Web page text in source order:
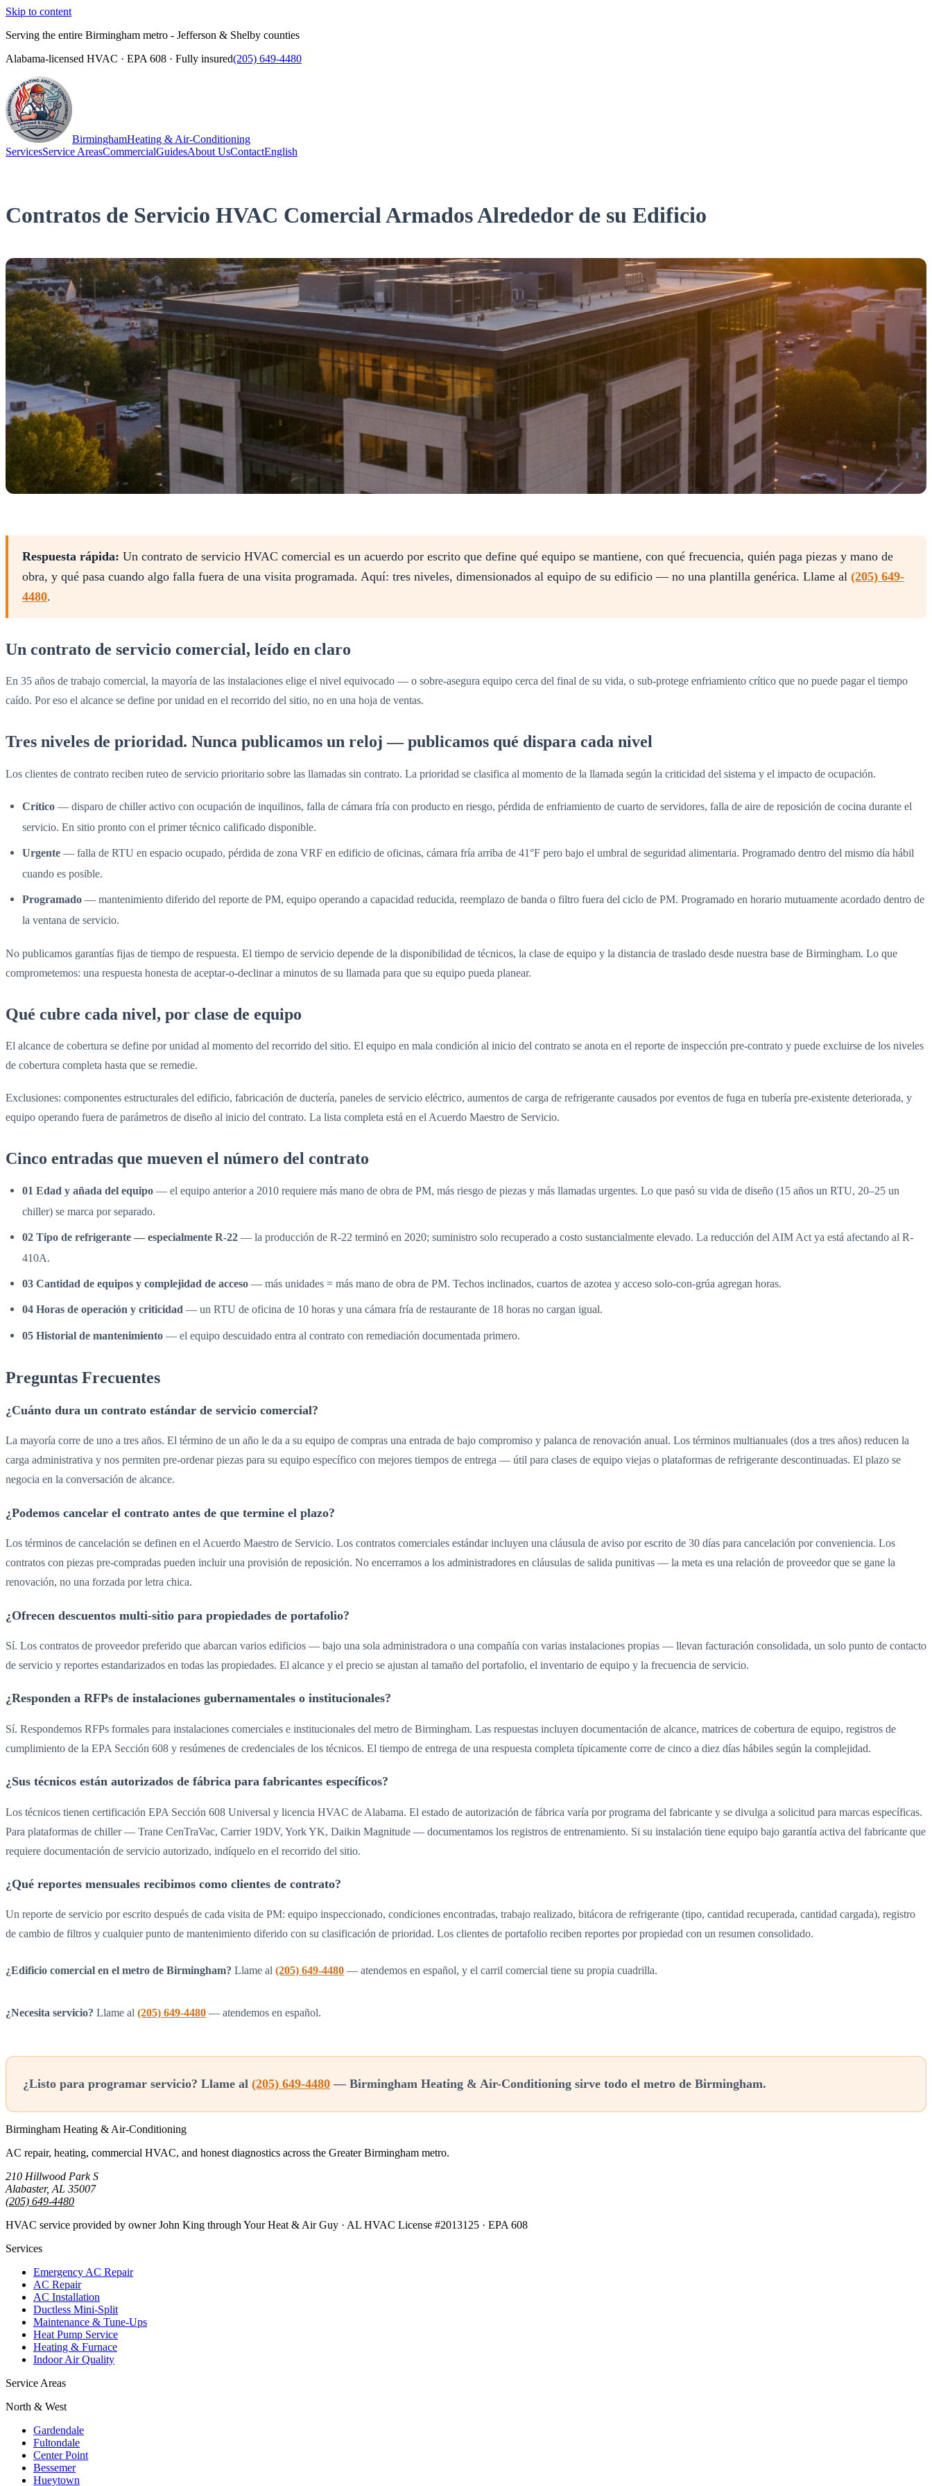
Skip to content
Serving the entire Birmingham metro - Jefferson & Shelby counties
Alabama-licensed HVAC · EPA 608 · Fully insured(205) 649-4480
BirminghamHeating & Air-Conditioning
ServicesService AreasCommercialGuidesAbout UsContactEnglish
Contratos de Servicio HVAC Comercial Armados Alrededor de su Edificio
Respuesta rápida: Un contrato de servicio HVAC comercial es un acuerdo por escrito que define qué equipo se mantiene, con qué frecuencia, quién paga piezas y mano de
obra, y qué pasa cuando algo falla fuera de una visita programada. Aquí: tres niveles, dimensionados al equipo de su edificio — no una plantilla genérica. Llame al (205) 649-
4480.
Un contrato de servicio comercial, leído en claro
En 35 años de trabajo comercial, la mayoría de las instalaciones elige el nivel equivocado — o sobre-asegura equipo cerca del final de su vida, o sub-protege enfriamiento crítico que no puede pagar el tiempo
caído. Por eso el alcance se define por unidad en el recorrido del sitio, no en una hoja de ventas.
Tres niveles de prioridad. Nunca publicamos un reloj — publicamos qué dispara cada nivel
Los clientes de contrato reciben ruteo de servicio prioritario sobre las llamadas sin contrato. La prioridad se clasifica al momento de la llamada según la criticidad del sistema y el impacto de ocupación.
Crítico — disparo de chiller activo con ocupación de inquilinos, falla de cámara fría con producto en riesgo, pérdida de enfriamiento de cuarto de servidores, falla de aire de reposición de cocina durante el
servicio. En sitio pronto con el primer técnico calificado disponible.
Urgente — falla de RTU en espacio ocupado, pérdida de zona VRF en edificio de oficinas, cámara fría arriba de 41°F pero bajo el umbral de seguridad alimentaria. Programado dentro del mismo día hábil
cuando es posible.
Programado — mantenimiento diferido del reporte de PM, equipo operando a capacidad reducida, reemplazo de banda o filtro fuera del ciclo de PM. Programado en horario mutuamente acordado dentro de
la ventana de servicio.
No publicamos garantías fijas de tiempo de respuesta. El tiempo de servicio depende de la disponibilidad de técnicos, la clase de equipo y la distancia de traslado desde nuestra base de Birmingham. Lo que
comprometemos: una respuesta honesta de aceptar-o-declinar a minutos de su llamada para que su equipo pueda planear.
Qué cubre cada nivel, por clase de equipo
El alcance de cobertura se define por unidad al momento del recorrido del sitio. El equipo en mala condición al inicio del contrato se anota en el reporte de inspección pre-contrato y puede excluirse de los niveles
de cobertura completa hasta que se remedie.
Exclusiones: componentes estructurales del edificio, fabricación de ductería, paneles de servicio eléctrico, aumentos de carga de refrigerante causados por eventos de fuga en tubería pre-existente deteriorada, y
equipo operando fuera de parámetros de diseño al inicio del contrato. La lista completa está en el Acuerdo Maestro de Servicio.
Cinco entradas que mueven el número del contrato
01 Edad y añada del equipo — el equipo anterior a 2010 requiere más mano de obra de PM, más riesgo de piezas y más llamadas urgentes. Lo que pasó su vida de diseño (15 años un RTU, 20–25 un
chiller) se marca por separado.
02 Tipo de refrigerante — especialmente R-22 — la producción de R-22 terminó en 2020; suministro solo recuperado a costo sustancialmente elevado. La reducción del AIM Act ya está afectando al R-
410A.
03 Cantidad de equipos y complejidad de acceso — más unidades = más mano de obra de PM. Techos inclinados, cuartos de azotea y acceso solo-con-grúa agregan horas.
04 Horas de operación y criticidad — un RTU de oficina de 10 horas y una cámara fría de restaurante de 18 horas no cargan igual.
05 Historial de mantenimiento — el equipo descuidado entra al contrato con remediación documentada primero.
Preguntas Frecuentes
¿Cuánto dura un contrato estándar de servicio comercial?
La mayoría corre de uno a tres años. El término de un año le da a su equipo de compras una entrada de bajo compromiso y palanca de renovación anual. Los términos multianuales (dos a tres años) reducen la
carga administrativa y nos permiten pre-ordenar piezas para su equipo específico con mejores tiempos de entrega — útil para clases de equipo viejas o plataformas de refrigerante descontinuadas. El plazo se
negocia en la conversación de alcance.
¿Podemos cancelar el contrato antes de que termine el plazo?
Los términos de cancelación se definen en el Acuerdo Maestro de Servicio. Los contratos comerciales estándar incluyen una cláusula de aviso por escrito de 30 días para cancelación por conveniencia. Los
contratos con piezas pre-compradas pueden incluir una provisión de reposición. No encerramos a los administradores en cláusulas de salida punitivas — la meta es una relación de proveedor que se gane la
renovación, no una forzada por letra chica.
¿Ofrecen descuentos multi-sitio para propiedades de portafolio?
Sí. Los contratos de proveedor preferido que abarcan varios edificios — bajo una sola administradora o una compañía con varias instalaciones propias — llevan facturación consolidada, un solo punto de contacto
de servicio y reportes estandarizados en todas las propiedades. El alcance y el precio se ajustan al tamaño del portafolio, el inventario de equipo y la frecuencia de servicio.
¿Responden a RFPs de instalaciones gubernamentales o institucionales?
Sí. Respondemos RFPs formales para instalaciones comerciales e institucionales del metro de Birmingham. Las respuestas incluyen documentación de alcance, matrices de cobertura de equipo, registros de
cumplimiento de la EPA Sección 608 y resúmenes de credenciales de los técnicos. El tiempo de entrega de una respuesta completa típicamente corre de cinco a diez días hábiles según la complejidad.
¿Sus técnicos están autorizados de fábrica para fabricantes específicos?
Los técnicos tienen certificación EPA Sección 608 Universal y licencia HVAC de Alabama. El estado de autorización de fábrica varía por programa del fabricante y se divulga a solicitud para marcas específicas.
Para plataformas de chiller — Trane CenTraVac, Carrier 19DV, York YK, Daikin Magnitude — documentamos los registros de entrenamiento. Si su instalación tiene equipo bajo garantía activa del fabricante que
requiere documentación de servicio autorizado, indíquelo en el recorrido del sitio.
¿Qué reportes mensuales recibimos como clientes de contrato?
Un reporte de servicio por escrito después de cada visita de PM: equipo inspeccionado, condiciones encontradas, trabajo realizado, bitácora de refrigerante (tipo, cantidad recuperada, cantidad cargada), registro
de cambio de filtros y cualquier punto de mantenimiento diferido con su clasificación de prioridad. Los clientes de portafolio reciben reportes por propiedad con un resumen consolidado.
¿Edificio comercial en el metro de Birmingham? Llame al (205) 649-4480 — atendemos en español, y el carril comercial tiene su propia cuadrilla.
¿Necesita servicio? Llame al (205) 649-4480 — atendemos en español.
¿Listo para programar servicio? Llame al (205) 649-4480 — Birmingham Heating & Air-Conditioning sirve todo el metro de Birmingham.
Birmingham Heating & Air-Conditioning
AC repair, heating, commercial HVAC, and honest diagnostics across the Greater Birmingham metro.
210 Hillwood Park S
Alabaster, AL 35007
(205) 649-4480
HVAC service provided by owner John King through Your Heat & Air Guy · AL HVAC License #2013125 · EPA 608
Services
Emergency AC Repair
AC Repair
AC Installation
Ductless Mini-Split
Maintenance & Tune-Ups
Heat Pump Service
Heating & Furnace
Indoor Air Quality
Service Areas
North & West
Gardendale
Fultondale
Center Point
Bessemer
Hueytown